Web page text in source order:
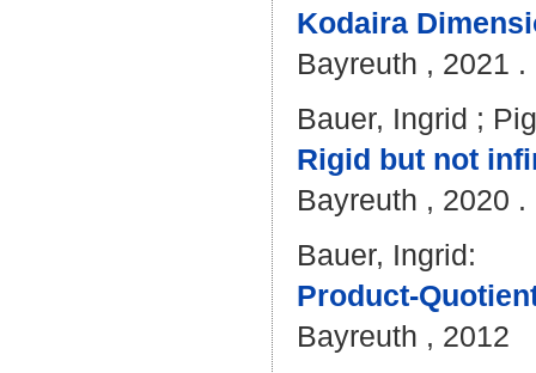
Kodaira
Bayreuth , 2021 .
Bauer, Ingrid ;
Rigid but not
Bayreuth , 2020 .
Bauer, Ingrid:
Product-
Bayreuth , 2012